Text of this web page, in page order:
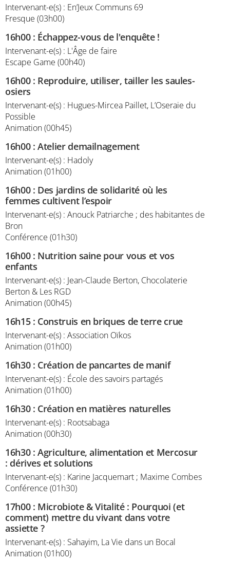
Intervenant-e(s) : En’Jeux Communs 69
Fresque (03h00)
16h00: Échappez-vous de l'enquête !
Intervenant-e(s) : L'Âge de faire
Escape Game (00h40)
16h00: Reproduire, utiliser, tailler les saules-
osiers
Intervenant-e(s) : Hugues-Mircea Paillet, L’Oseraie du
Possible
Animation (00h45)
16h00:Atelier demailnagement
Intervenant-e(s) : Hadoly
Animation (01h00)
16h00: Des jardins de solidarité où les
femmes cultivent l’espoir
Intervenant-e(s) : Anouck Patriarche ; des habitantes de
Bron
Conférence (01h30)
16h00: Nutrition saine pour vous et vos
enfants
Intervenant-e(s) : Jean-Claude Berton, Chocolaterie
Berton & Les RGD
Animation (00h45)
16h15: Construis en briques de terre crue
Intervenant-e(s) : Association Oïkos
Animation (01h00)
16h30: Création de pancartes de manif
Intervenant-e(s) : École des savoirs partagés
Animation (01h00)
16h30: Création en matières naturelles
Intervenant-e(s) : Rootsabaga
Animation (00h30)
16h30:Agriculture, alimentation et Mercosur
: dérives et solutions
Intervenant-e(s) : Karine Jacquemart ; Maxime Combes
Conférence (01h30)
17h00: Microbiote & Vitalité : Pourquoi (et
comment) mettre du vivant dans votre
assiette ?
Intervenant-e(s) : Sahayim, La Vie dans un Bocal
Animation (01h00)